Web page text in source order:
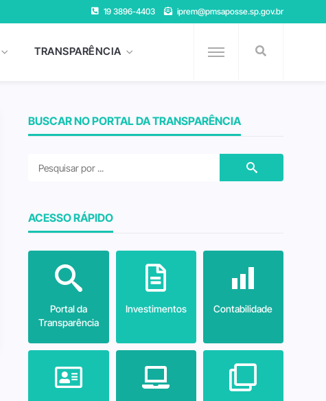
19 3896-4403 iprem@pmsaposse.sp.gov.br
TRANSPARÊNCIA
BUSCAR NO PORTAL DA TRANSPARÊNCIA
ACESSO RÁPIDO
Portal da
Transparência
Investimentos Contabilidade